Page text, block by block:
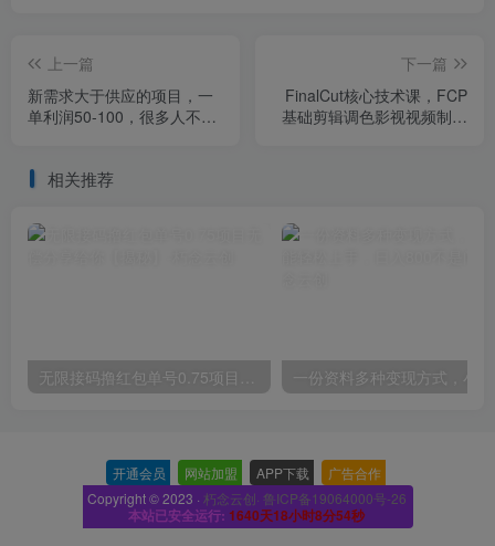
上一篇
新需求大于供应的项目，一
单利润50-100，很多人不知
下一篇
FinalCut核心技术课，FCP
基础剪辑调色影视视频制作
相关推荐
无限接码撸红包单号0.75项目无偿分享给你【揭秘】
开通会员 网站加盟 APP下载 广告合作
Copyright © 2023 · 朽念云创· 鲁ICP备19064000号-26
本站已安全运行: 1640天18小时8分55秒